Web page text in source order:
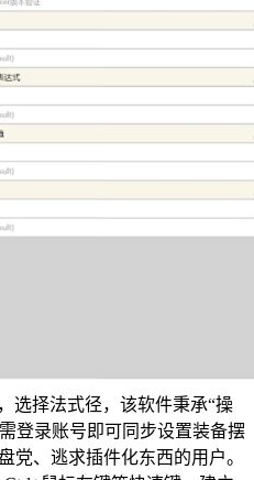
选择法式径，该软件秉承“操
登录账号即可同步设置装备摆
党、逃求插件化东西的用户。